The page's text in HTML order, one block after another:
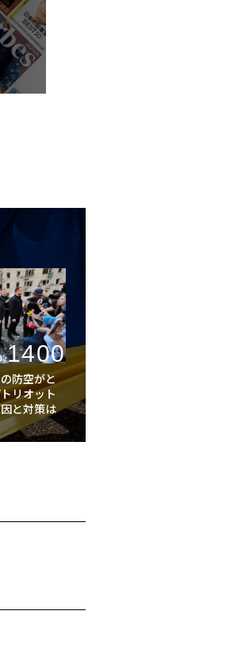
1400
防空がと
リオット
と対策は